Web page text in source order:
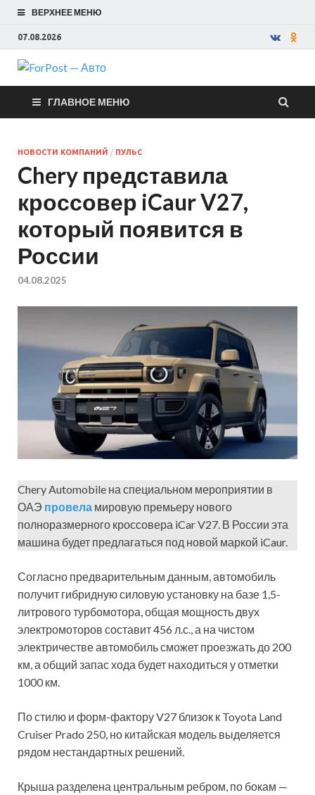
ВЕРХНЕЕ МЕНЮ
07.08.2026
ForPost —
Авто
ГЛАВНОЕ МЕНЮ
НОВОСТИ КОМПАНИЙ / ПУЛЬС
Chery представила
кроссовер iCaur V27,
который появится в
России
04.08.2025
Chery Automobile на специальном мероприятии в
ОАЭ провела мировую премьеру нового
полноразмерного кроссовера iCar V27. В России эта
машина будет предлагаться под новой маркой iCaur.
Согласно предварительным данным, автомобиль
получит гибридную силовую установку на базе 1,5-
литрового турбомотора, общая мощность двух
электромоторов составит 456 л.с., а на чистом
электричестве автомобиль сможет проезжать до 200
км, а общий запас хода будет находиться у отметки
1000 км.
По стилю и форм-фактору V27 близок к Toyota Land
Cruiser Prado 250, но китайская модель выделяется
рядом нестандартных решений.
Крыша разделена центральным ребром, по бокам —